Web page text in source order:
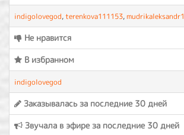
indigolovegod,terenkova111153,
Не нравится
В избранном
indigolovegod
Заказывалась за последние 30 дней
Звучала в эфире за последние 30 дней